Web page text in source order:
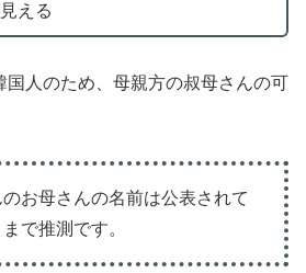
える
国人のため、母親方の叔母さんの可
お母さんの名前は公表されて
で推測です。